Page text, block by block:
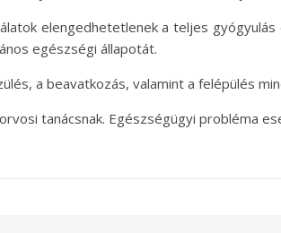
elengedhetetlenek a teljes
egészségi állapotát.
a beavatkozás, valamint a felépülés
tanácsnak. Egészségügyi probléma